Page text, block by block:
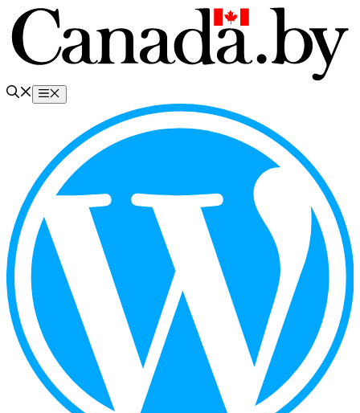
Перейти
содержимому
Меню